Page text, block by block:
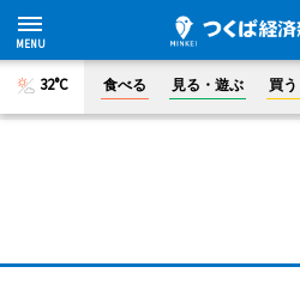
32°C 食べる 見る・遊ぶ 買う